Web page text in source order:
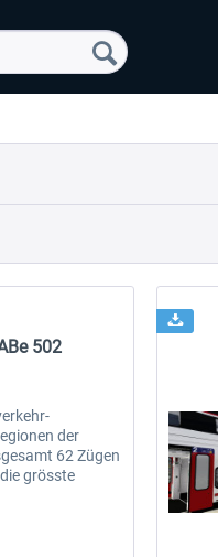
502
der
62 Zügen
grösste
das...